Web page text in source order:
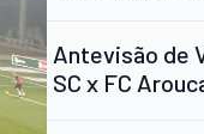
Antevisão de
SC x FC